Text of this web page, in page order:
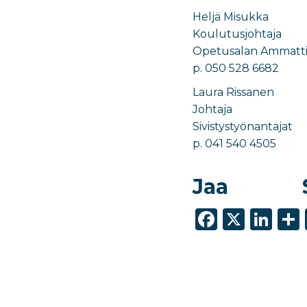
Heljä Misukka
Koulutusjohtaja
Opetusalan
p. 050 528 6682
Laura Rissanen
Johtaja
Sivistystyönantajat
p. 041 540 4505
Jaa
F X Li